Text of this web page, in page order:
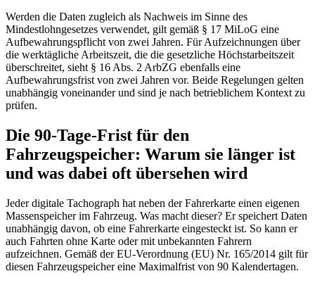
Werden die Daten zugleich als Nachweis im Sinne des
Mindestlohngesetzes verwendet, gilt gemäß § 17 MiLoG eine
Aufbewahrungspflicht von zwei Jahren. Für Aufzeichnungen über
die werktägliche Arbeitszeit, die die gesetzliche Höchstarbeitszeit
überschreitet, sieht § 16 Abs. 2 ArbZG ebenfalls eine
Aufbewahrungsfrist von zwei Jahren vor. Beide Regelungen gelten
unabhängig voneinander und sind je nach betrieblichem Kontext zu
prüfen.
Die 90-Tage-Frist für den
Fahrzeugspeicher: Warum sie länger ist
und was dabei oft übersehen wird
Jeder digitale Tachograph hat neben der Fahrerkarte einen eigenen
Massenspeicher im Fahrzeug. Was macht dieser? Er speichert Daten
unabhängig davon, ob eine Fahrerkarte eingesteckt ist. So kann er
auch Fahrten ohne Karte oder mit unbekannten Fahrern
aufzeichnen. Gemäß der EU-Verordnung (EU) Nr. 165/2014 gilt für
diesen Fahrzeugspeicher eine Maximalfrist von 90 Kalendertagen.